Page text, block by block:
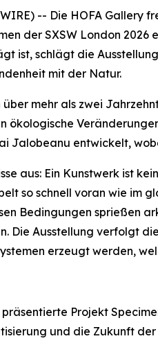
-- Die HOFA Gallery
der SXSW London
ist, schlägt die
mit der Natur.
über mehr als zwei
ökologische
Jalobeanu entwickelt,
aus: Ein Kunstwerk ist
so schnell voran wie im
Bedingungen sprießen
Die Ausstellung verfolgt
erzeugt werden,
präsentierte Projekt
und die Zukunft